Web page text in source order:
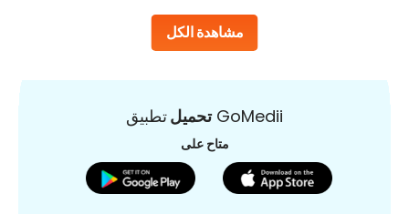
مشاهدة الكل
تحميلتطبيق GoMedii
متاح على